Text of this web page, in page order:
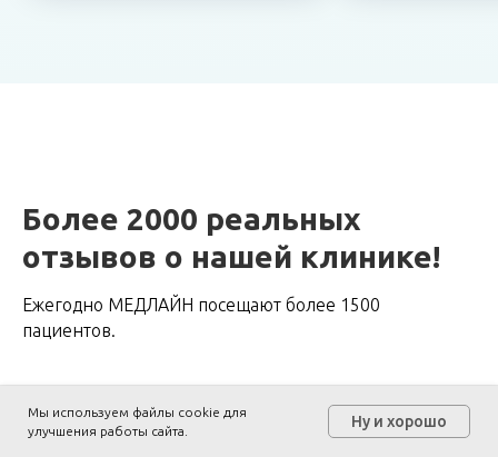
Более 2000 реальных
отзывов о нашей клинике!
Ежегодно МЕДЛАЙН посещают более 1500
пациентов.
Мы используем файлы cookie для
улучшения работы сайта.
Ну и хорошо
Онлайн
Написать